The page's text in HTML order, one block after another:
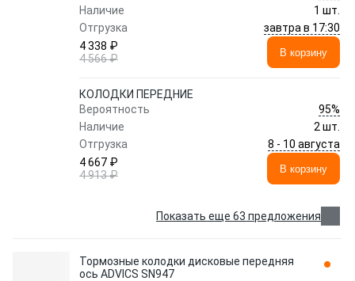
Наличие
1 шт.
Отгрузка
завтра в 17:30
4 338 ₽
4 566 ₽
В корзину
КОЛОДКИ ПЕРЕДНИЕ
Вероятность
95%
Наличие
2 шт.
Отгрузка
8 - 10 августа
4 667 ₽
4 913 ₽
В корзину
Показать еще 63 предложения
Тормозные колодки дисковые передняя
ось ADVICS SN947